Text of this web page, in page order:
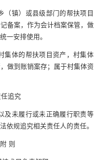
（镇）或县级部门的帮扶项目
备案，作为会计档案保管，做
一安排使用。
集体的帮扶项目资产，村集体
做到账销案存；属于村集体资
追究
及未履行或未正确履行职责等
依规追究相关责任人的责任。
则